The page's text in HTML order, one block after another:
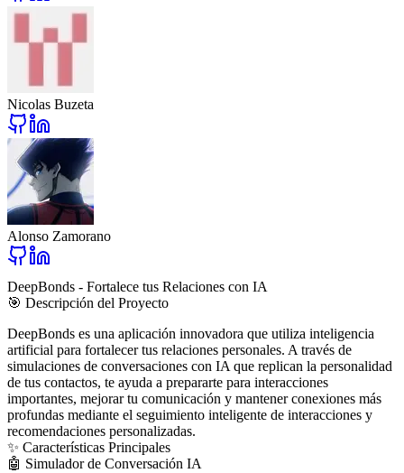
Nicolas Buzeta
Alonso Zamorano
DeepBonds - Fortalece tus Relaciones con IA
🎯 Descripción del Proyecto
DeepBonds es una aplicación innovadora que utiliza inteligencia
artificial para fortalecer tus relaciones personales. A través de
simulaciones de conversaciones con IA que replican la personalidad
de tus contactos, te ayuda a prepararte para interacciones
importantes, mejorar tu comunicación y mantener conexiones más
profundas mediante el seguimiento inteligente de interacciones y
recomendaciones personalizadas.
✨ Características Principales
🤖 Simulador de Conversación IA